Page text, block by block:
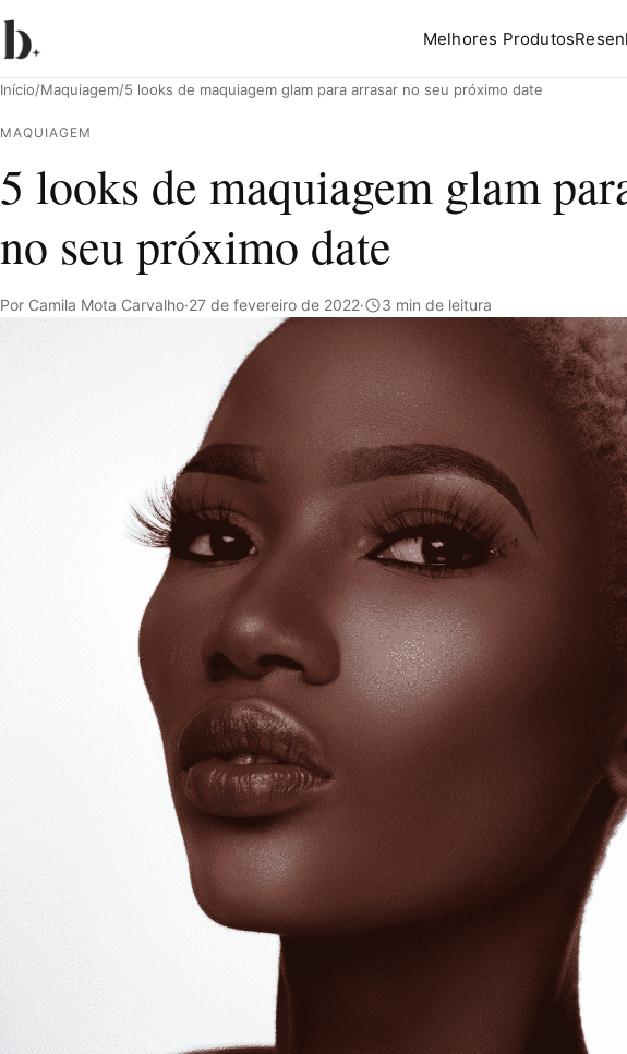
Melhores Produtos
Pesquisar
Início/Maquiagem/5 looks de maquiagem glam para arrasar no seu próximo date
MAQUIAGEM
5 looks de maquiagem glam
no seu próximo date
Por Camila Mota Carvalho·27 de fevereiro de 2022· 3 min de leitura